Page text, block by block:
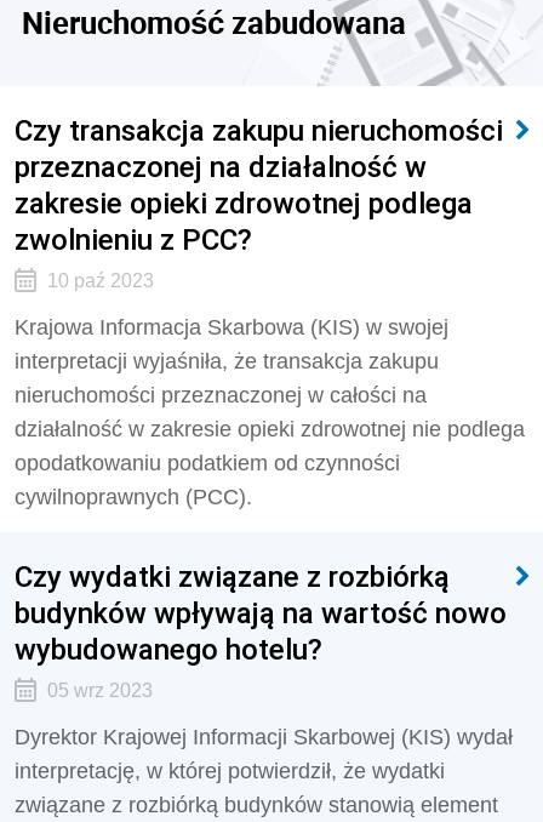
Nieruchomość zabudowana
Czy transakcja zakupu nieruchomości
przeznaczonej na działalność w
zakresie opieki zdrowotnej podlega
zwolnieniu z PCC?
10 paź 2023
Krajowa Informacja Skarbowa (KIS) w swojej
interpretacji wyjaśniła, że transakcja zakupu
nieruchomości przeznaczonej w całości na
działalność w zakresie opieki zdrowotnej nie podlega
opodatkowaniu podatkiem od czynności
cywilnoprawnych (PCC).
Czy wydatki związane z rozbiórką
budynków wpływają na wartość nowo
wybudowanego hotelu?
05 wrz 2023
Dyrektor Krajowej Informacji Skarbowej (KIS) wydał
interpretację, w której potwierdził, że wydatki
związane z rozbiórką budynków stanowią element